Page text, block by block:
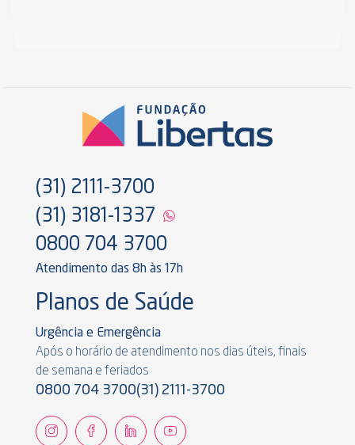
(31) 2111-3700
(31) 3181-1337
0800 704 3700
Atendimento das 8h às 17h
Planos de Saúde
Urgência e Emergência
Após o horário de atendimento nos dias úteis, finais
de semana e feriados
0800 704 3700(31) 2111-3700